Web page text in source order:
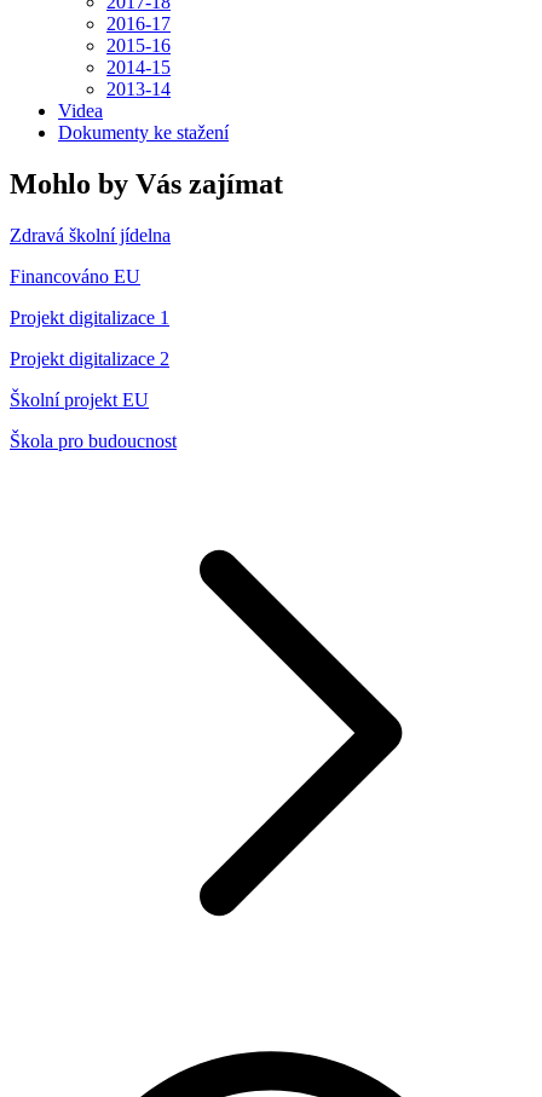
2016-17
2015-16
2014-15
2013-14
Videa
Dokumenty ke stažení
Mohlo by Vás zajímat
Zdravá školní jídelna
Financováno EU
Projekt digitalizace 1
Projekt digitalizace 2
Školní projekt EU
Škola pro budoucnost